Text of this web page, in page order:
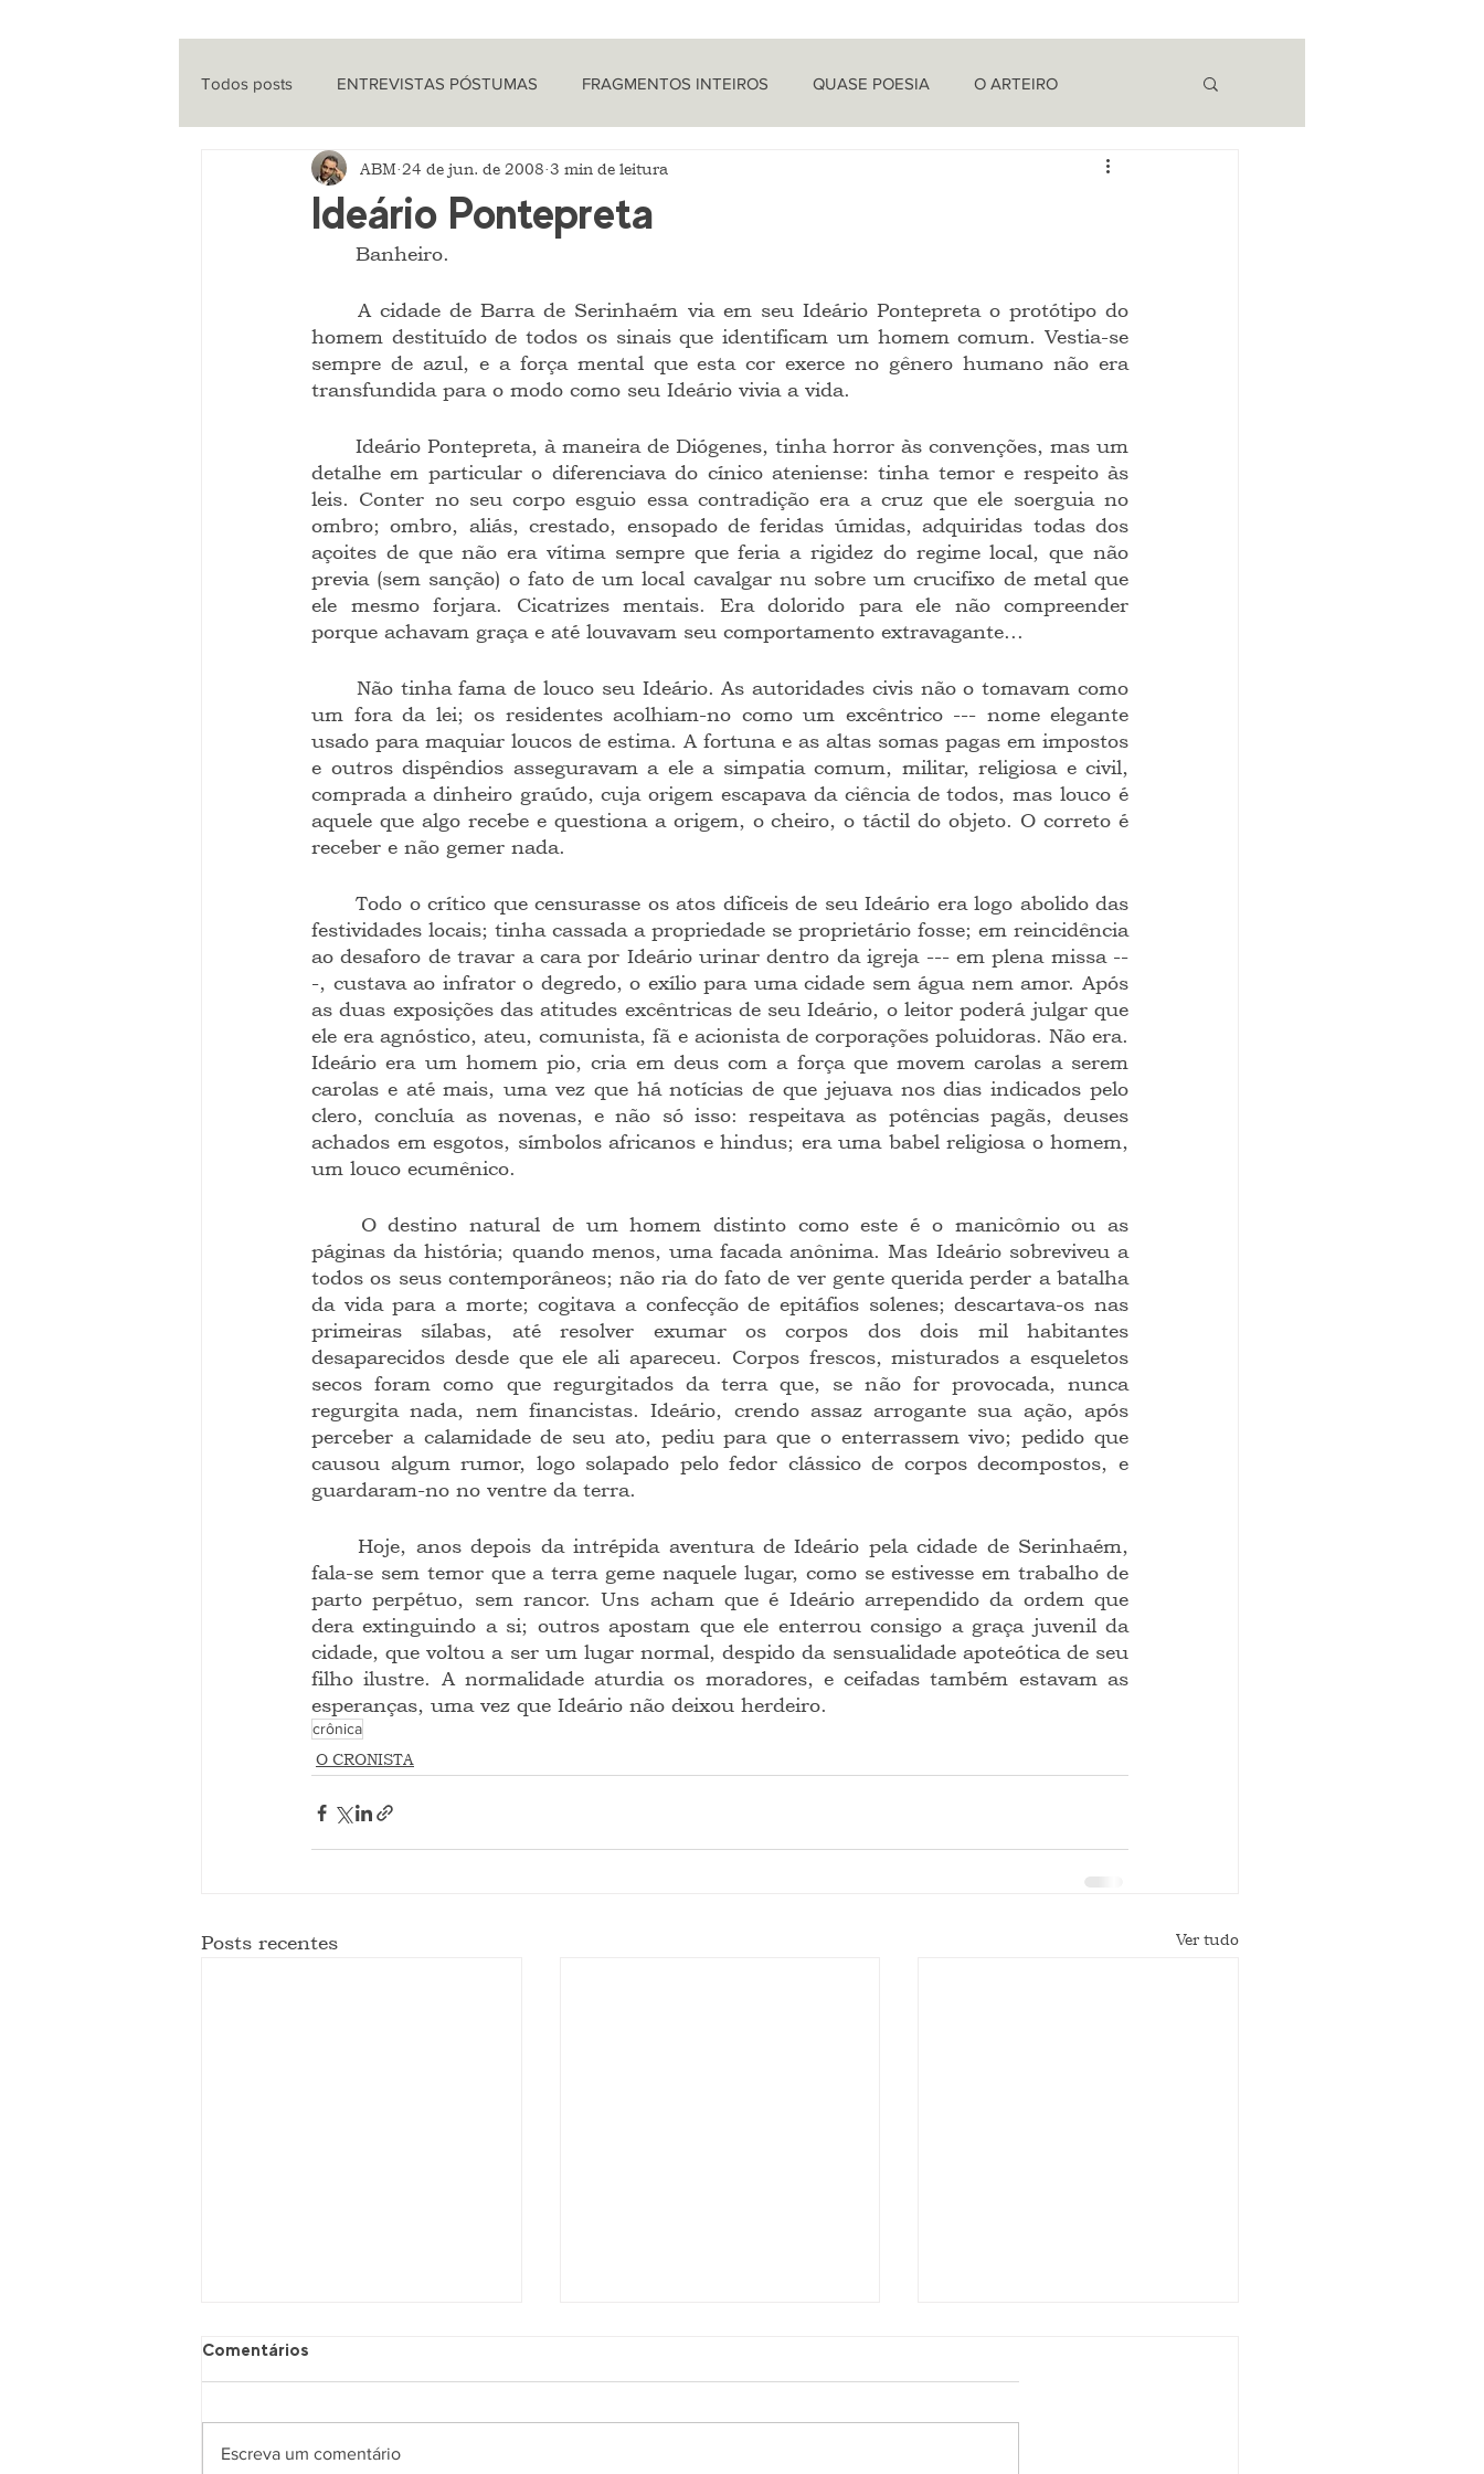
Todos posts ENTREVISTAS PÓSTUMAS FRAGMENTOS INTEIROS QUASE POESIA O ARTEIRO
ENTREVISTAS CINEMA PROVOCAÇÕES NADA FILOSÓFICAS
QUE HISTÓRIA É ESSA?
Ideário Pontepreta
ABM 24 de jun. de 2008 3 min de leitura
	Banheiro.
homem destituído de todos os sinais que identificam um homem comum. Vestia-se
sempre de azul, e a força mental que esta cor exerce no gênero humano não era
transfundida para o modo como seu Ideário vivia a vida.
detalhe em particular o diferenciava do cínico ateniense: tinha temor e respeito às
leis. Conter no seu corpo esguio essa contradição era a cruz que ele soerguia no
ombro; ombro, aliás, crestado, ensopado de feridas úmidas, adquiridas todas dos
açoites de que não era vítima sempre que feria a rigidez do regime local, que não
previa (sem sanção) o fato de um local cavalgar nu sobre um crucifixo de metal que
ele mesmo forjara. Cicatrizes mentais. Era dolorido para ele não compreender
porque achavam graça e até louvavam seu comportamento extravagante...
um fora da lei; os residentes acolhiam-no como um excêntrico --- nome elegante
usado para maquiar loucos de estima. A fortuna e as altas somas pagas em impostos
e outros dispêndios asseguravam a ele a simpatia comum, militar, religiosa e civil,
comprada a dinheiro graúdo, cuja origem escapava da ciência de todos, mas louco é
aquele que algo recebe e questiona a origem, o cheiro, o táctil do objeto. O correto é
receber e não gemer nada.
	Todo o crítico que censurasse os atos difíceis de seu Ideário era logo abolido das
festividades locais; tinha cassada a propriedade se proprietário fosse; em reincidência
ao desaforo de travar a cara por Ideário urinar dentro da igreja --- em plena missa --
-, custava ao infrator o degredo, o exílio para uma cidade sem água nem amor. Após
as duas exposições das atitudes excêntricas de seu Ideário, o leitor poderá julgar que
ele era agnóstico, ateu, comunista, fã e acionista de corporações poluidoras. Não era.
Ideário era um homem pio, cria em deus com a força que movem carolas a serem
carolas e até mais, uma vez que há notícias de que jejuava nos dias indicados pelo
clero, concluía as novenas, e não só isso: respeitava as potências pagãs, deuses
achados em esgotos, símbolos africanos e hindus; era uma babel religiosa o homem,
um louco ecumênico.
páginas da história; quando menos, uma facada anônima. Mas Ideário sobreviveu a
todos os seus contemporâneos; não ria do fato de ver gente querida perder a batalha
da vida para a morte; cogitava a confecção de epitáfios solenes; descartava-os nas
primeiras sílabas, até resolver exumar os corpos dos dois mil habitantes
desaparecidos desde que ele ali apareceu. Corpos frescos, misturados a esqueletos
secos foram como que regurgitados da terra que, se não for provocada, nunca
regurgita nada, nem financistas. Ideário, crendo assaz arrogante sua ação, após
perceber a calamidade de seu ato, pediu para que o enterrassem vivo; pedido que
causou algum rumor, logo solapado pelo fedor clássico de corpos decompostos, e
guardaram-no no ventre da terra.
	Hoje, anos depois da intrépida aventura de Ideário pela cidade de Serinhaém,
fala-se sem temor que a terra geme naquele lugar, como se estivesse em trabalho de
parto perpétuo, sem rancor. Uns acham que é Ideário arrependido da ordem que
dera extinguindo a si; outros apostam que ele enterrou consigo a graça juvenil da
cidade, que voltou a ser um lugar normal, despido da sensualidade apoteótica de seu
filho ilustre. A normalidade aturdia os moradores, e ceifadas também estavam as
esperanças, uma vez que Ideário não deixou herdeiro.
crônica
O CRONISTA
Posts recentes Ver tudo
Nem Jair, Nem Lula
Comentários
Escreva um comentário